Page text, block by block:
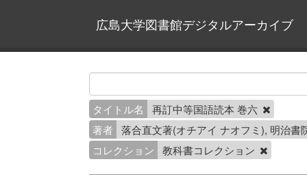
広島大学図書館デジタルアーカイブ
タイトル名
再訂中等国語読本 巻六
著者
落合直文著(オチアイ ナオフミ), 明治
コレクション
教科書コレクション